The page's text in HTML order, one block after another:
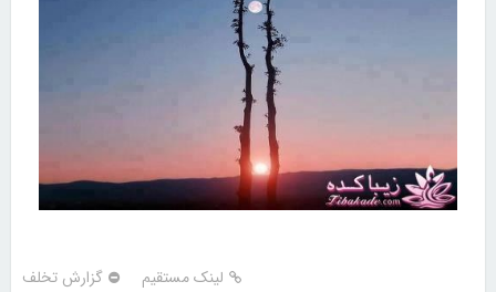
لینک مستقیم گزارش تخلف